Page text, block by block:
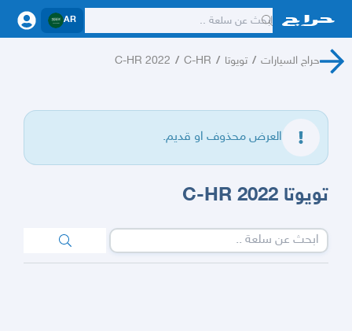
AR
حراج السيارات / تويوتا /
C-HR
/
C-HR 2022
العرض محذوف او قديم.
تويوتا C-HR 2022